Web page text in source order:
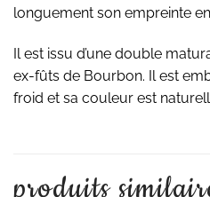
longuement son empreinte
Il est issu d’une double
ex-fûts de Bourbon. Il est
froid et sa couleur est
produits